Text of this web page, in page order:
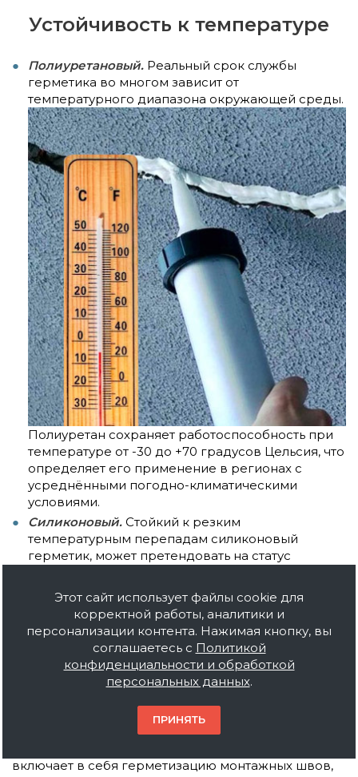
Устойчивость к температуре
Полиуретановый. Реальный срок службы
герметика во многом зависит от
температурного диапазона окружающей среды.
Полиуретан сохраняет работоспособность при
температуре от -30 до +70 градусов Цельсия, что
определяет его применение в регионах с
усреднёнными погодно-климатическими
условиями.
Силиконовый. Стойкий к резким
температурным перепадам силиконовый
герметик, может претендовать на статус
эффективно работает при температуре
окружающей среды -50 / + 200 градусов
Цельсия. Рабочая температура термостойких
модификаций максимально приближена к 300
градусам выше нуля.
Применение и цена
включает в себя герметизацию монтажных швов,
Этот сайт использует файлы cookie для
корректной работы, аналитики и
персонализации контента. Нажимая кнопку, вы
соглашаетесь с Политикой
конфиденциальности и обработкой
персональных данных.
ПРИНЯТЬ